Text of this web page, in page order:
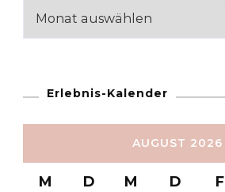
Reiseabschnitte
Erlebnis-Kalender
AUGUST 2026
M D M D F